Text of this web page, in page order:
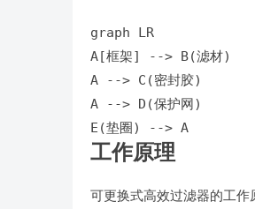
graph LR
A[框架] --> B(滤材)
A --> C(密封胶)
A --> D(保护网)
E(垫圈) --> A
工作原理
可更换式高效过滤器的工作